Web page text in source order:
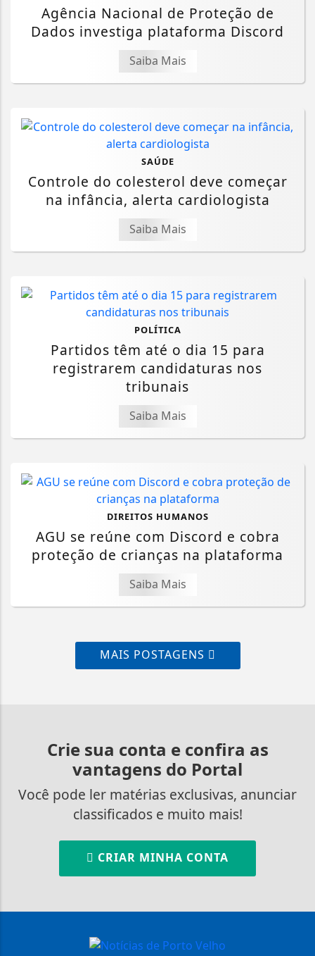
Agência Nacional de Proteção de
Dados investiga plataforma Discord
Saiba Mais
SAÚDE
Controle do colesterol deve começar
na infância, alerta cardiologista
Saiba Mais
POLÍTICA
Partidos têm até o dia 15 para
registrarem candidaturas nos
tribunais
Saiba Mais
DIREITOS HUMANOS
AGU se reúne com Discord e cobra
proteção de crianças na plataforma
Saiba Mais
MAIS POSTAGENS
Crie sua conta e confira as
vantagens do Portal
Você pode ler matérias exclusivas, anunciar
classificados e muito mais!
CRIAR MINHA CONTA